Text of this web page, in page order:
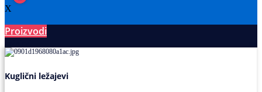
X
Proizvodi
Kuglični ležajevi